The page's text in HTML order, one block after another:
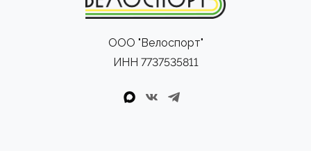
ООО "Велоспорт"
ИНН 7737535811